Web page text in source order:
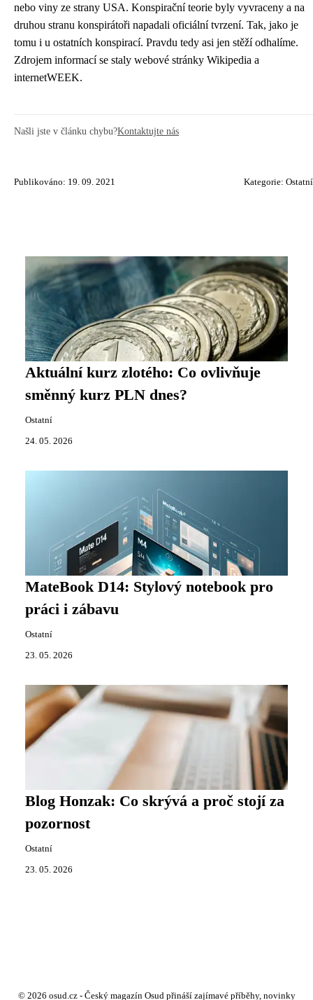
nebo viny ze strany USA. Konspirační teorie byly vyvraceny a na
druhou stranu konspirátoři napadali oficiální tvrzení. Tak, jako je
tomu i u ostatních konspirací. Pravdu tedy asi jen stěží odhalíme.
Zdrojem informací se staly webové stránky Wikipedia a
internetWEEK.
Našli jste v článku chybu?Kontaktujte nás
Publikováno: 19. 09. 2021 Kategorie: Ostatní
Aktuální kurz zlotého: Co ovlivňuje
směnný kurz PLN dnes?
Ostatní
24. 05. 2026
MateBook D14: Stylový notebook pro
práci i zábavu
Ostatní
23. 05. 2026
Blog Honzak: Co skrývá a proč stojí za
pozornost
Ostatní
23. 05. 2026
© 2026 osud.cz - Český magazín Osud přináší zajímavé příběhy, novinky